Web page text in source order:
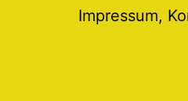
Impressum,